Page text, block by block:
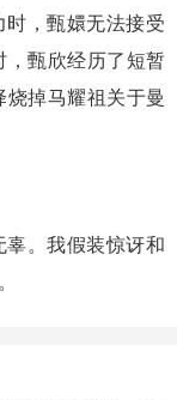
，甄嬛无法接受
，甄欣经历了短暂
掉马耀祖关于曼
。我假装惊讶和